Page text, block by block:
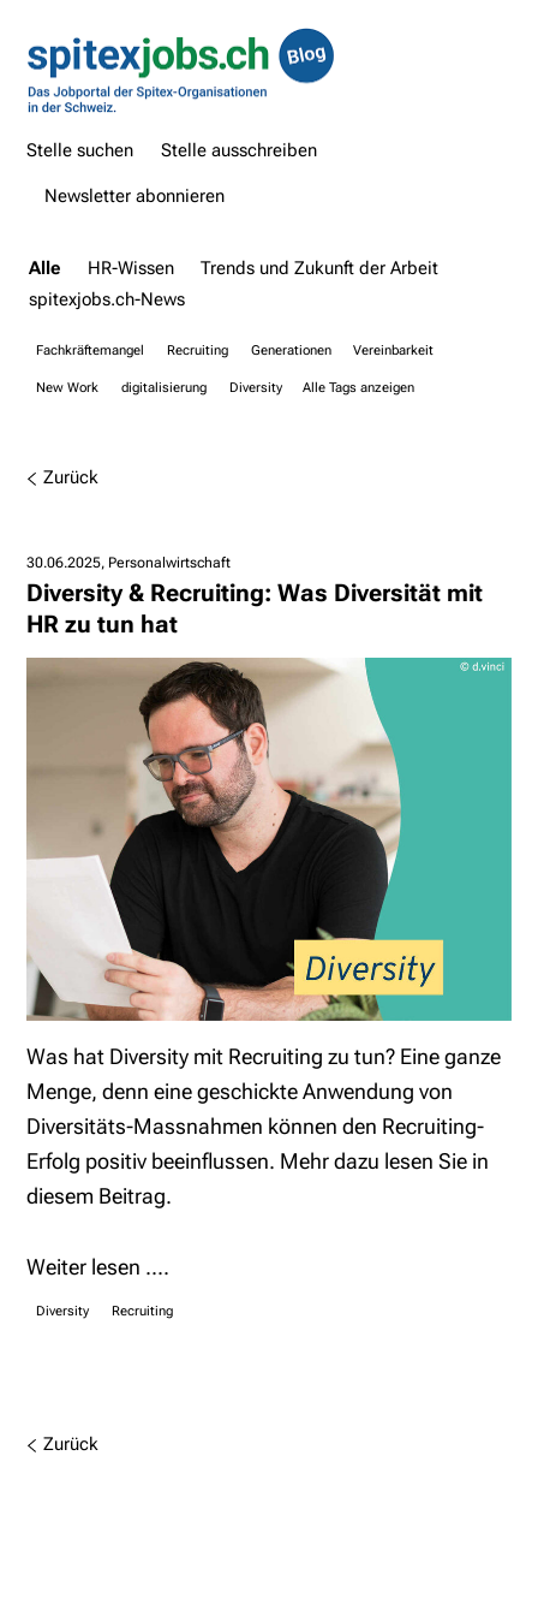
Stelle ausschreiben
Stelle suchen
Newsletter abonnieren
Alle HR-Wissen
Trends und Zukunft der Arbeit
spitexjobs.ch-News
Fachkräftemangel Recruiting Generationen Vereinbarkeit
New Work digitalisierung Diversity Alle Tags anzeigen
Zurück
30.06.2025 Personalwirtschaft
Diversity & Recruiting: Was Diversität mit
HR zu tun hat
Was hat Diversity mit Recruiting zu tun? Eine ganze
Menge, denn eine geschickte Anwendung von
Diversitäts-Massnahmen können den Recruiting-
Erfolg positiv beeinflussen. Mehr dazu lesen Sie in
diesem Beitrag.
Weiter lesen ....
Diversity Recruiting
Zurück